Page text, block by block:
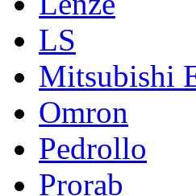
LS
Mitsubishi
Omron
Pedrollo
Prorab